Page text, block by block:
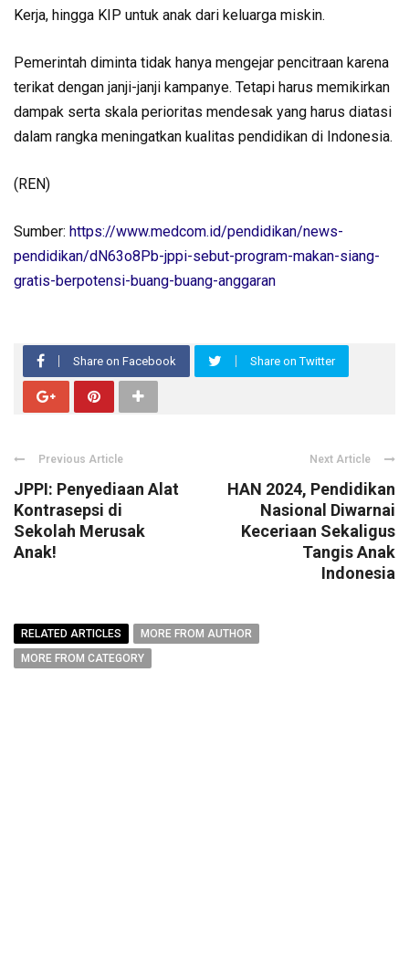
Kerja, hingga KIP untuk anak dari keluarga miskin.
Pemerintah diminta tidak hanya mengejar pencitraan karena
terikat dengan janji-janji kampanye. Tetapi harus memikirkan
dampak serta skala perioritas mendesak yang harus diatasi
dalam rangka meningatkan kualitas pendidikan di Indonesia.
(REN)
Sumber: https://www.medcom.id/pendidikan/news-
pendidikan/dN63o8Pb-jppi-sebut-program-makan-siang-
gratis-berpotensi-buang-buang-anggaran
Share on Facebook Share on Twitter
Previous Article
JPPI: Penyediaan Alat
Kontrasepsi di
Sekolah Merusak
Anak!
Next Article
HAN 2024, Pendidikan
Nasional Diwarnai
Keceriaan Sekaligus
Tangis Anak
Indonesia
RELATED ARTICLES
MORE FROM AUTHOR
MORE FROM CATEGORY